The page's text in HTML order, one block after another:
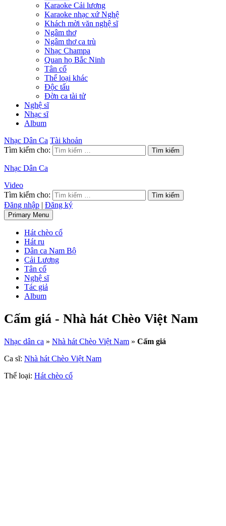
Karaoke Cải lương
Karaoke nhạc xứ Nghệ
Khách mời văn nghệ sĩ
Ngâm thơ
Ngâm thơ ca trù
Nhạc Champa
Quan họ Bắc Ninh
Tân cổ
Thể loại khác
Độc tấu
Đờn ca tài tử
Nghệ sĩ
Nhạc sĩ
Album
Nhạc Dân Ca Tài khoản
Tìm kiếm cho:
Nhạc Dân Ca
Video
Tìm kiếm cho:
Đăng nhập | Đăng ký
Primary Menu
Hát chèo cổ
Hát ru
Dân ca Nam Bộ
Cải Lương
Tân cổ
Nghệ sĩ
Tác giả
Album
Cấm giá - Nhà hát Chèo Việt Nam
Nhạc dân ca » Nhà hát Chèo Việt Nam » Cấm giá
Ca sĩ: Nhà hát Chèo Việt Nam
Thể loại: Hát chèo cổ